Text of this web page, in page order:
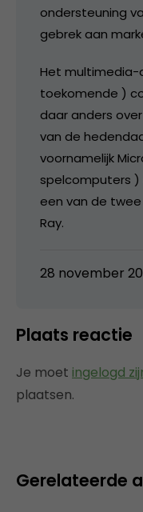
ondersteuning
gebrek aan
Het multimedia-
toekomende )
daar anders
van de
voornamelijk
spelcomputers )
een van de
Ray.
28 november
Plaats reactie
Je moet ingelogd
plaatsen.
Gerelateerde